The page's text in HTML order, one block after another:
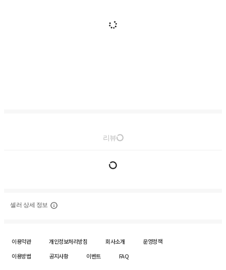
리뷰
셀러 상세 정보
이용약관 개인정보처리방침 회사소개
운영정책
이용방법
공지사항 이벤트 FAQ